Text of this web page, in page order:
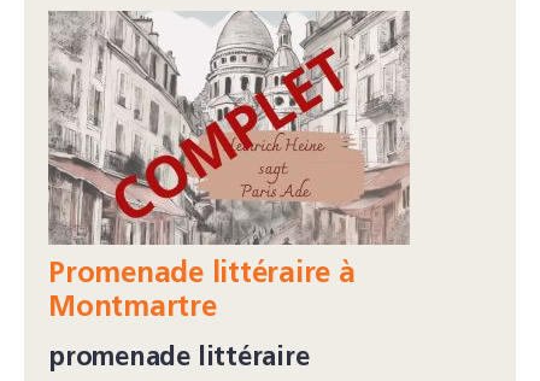
Promenade littéraire à
Montmartre
promenade littéraire